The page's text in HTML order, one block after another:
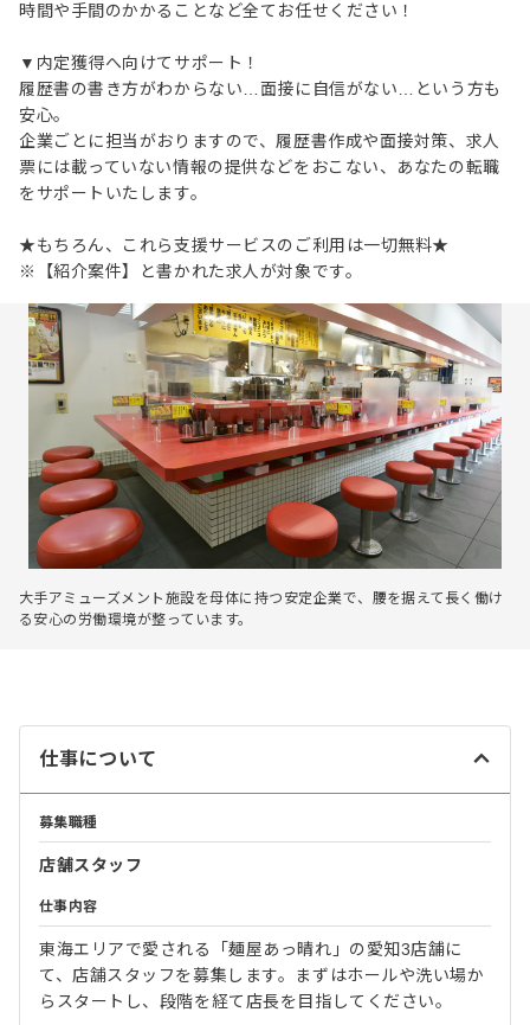
時間や手間のかかることなど全てお任せください！
▼内定獲得へ向けてサポート！
履歴書の書き方がわからない…面接に自信がない…という方も
安心。
企業ごとに担当がおりますので、履歴書作成や面接対策、求人
票には載っていない情報の提供などをおこない、あなたの転職
をサポートいたします。
★もちろん、これら支援サービスのご利用は一切無料★
※【紹介案件】と書かれた求人が対象です。
大手アミューズメント施設を母体に持つ安定企業で、腰を据えて長く働け
る安心の労働環境が整っています。
仕事について
募集職種
店舗スタッフ
仕事内容
東海エリアで愛される「麺屋あっ晴れ」の愛知3店舗に
て、店舗スタッフを募集します。まずはホールや洗い場か
らスタートし、段階を経て店長を目指してください。